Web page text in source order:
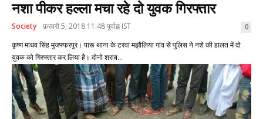
नशा पीकर हल्ला मचा रहे दो युवक गिरफ्तार
Society फ़रवरी 5, 2018 11:48 पूर्वाह्न IST 0
कृष्ण माधव सिंह मुजफ्फरपुर। पारू थाना के टरवा मझौलिया गांव से पुलिस ने नशे की हालत में दो
युवक को गिरफ्तार कर लिया है। दोनो शराब...